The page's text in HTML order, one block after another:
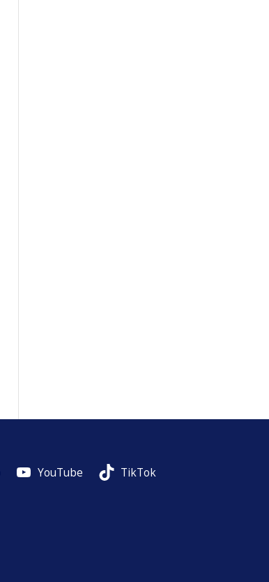
YouTube TikTok